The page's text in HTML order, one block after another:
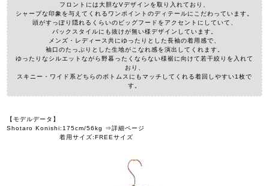
フロントには大胆なVデザインを取り入れており、
シャープな印象を与えてくれるワンポイントのディテールにこだわっています。
頭がすっぽり隠れるくらいのビッグフードをアクセントにしていて、
バックスタイルにも抜けが無い様デザインしています。
メンズ・レディース共にゆったりとした長袖の着用感で、
袖口のたっぷりとした生地がこなれ感を演出してくれます。
ゆったりなシルエットながら野暮ったくならない様裾に向けて若干絞りを入れて
おり、
スキニー・ワイド系どちらのボトムスにもマッチしてくれる着回しやすい1枚で
す。
【モデルデータ】
Shotaro Konishi:175cm/56kg ⇒詳細ページ
着用サイズ:FREEサイズ